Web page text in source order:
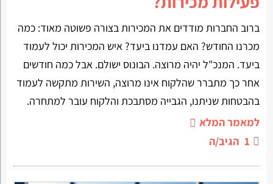
ברוב החברות מודדים את המכירות בצורה פשוטה מאוד: כמה
מכרנו החודש? האם עמדנו ביעד? איש המכירות יכול לעמוד
ביעד. המנכ"ל יהיה מרוצה. הבונוס ישולם. אבל כמה חודשים
אחר כך מתברר שהלקוח אינו מרוצה, השירות מתקשה לעמוד
בהבטחות שניתנו, הגבייה מסתבכת והלקוח עובר למתחרה.
למאמר המלא
1 הגיב/ה